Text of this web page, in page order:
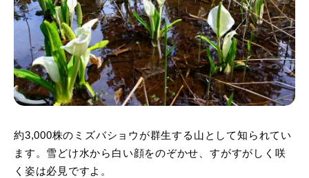
約3,000株のミズバショウが群生する山として知られてい
ます。雪どけ水から白い顔をのぞかせ、すがすがしく咲
く姿は必見ですよ。